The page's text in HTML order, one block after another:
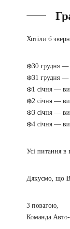
Хотіли б
❄️30 грудня —
❄️31 грудня —
❄️1 січня —
❄️2 січня —
❄️3 січня —
❄️4 січня —
Усі питання в
Дякуємо, що
З повагою,
Команда Авто-